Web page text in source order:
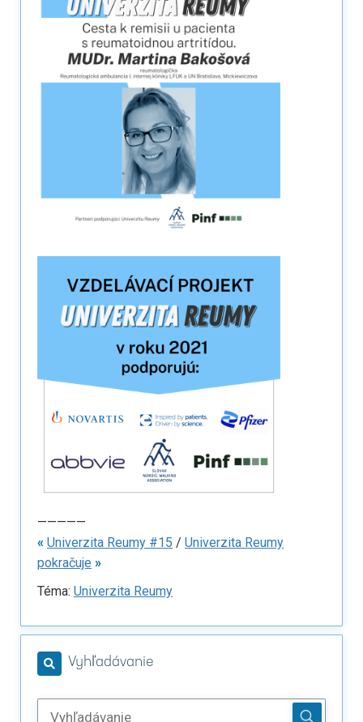
—————
« Univerzita Reumy #15 / Univerzita Reumy
pokračuje »
Téma: Univerzita Reumy
Vyhľadávanie